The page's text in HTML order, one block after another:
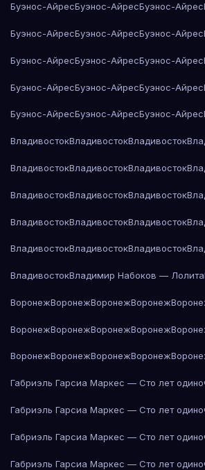
Буэнос-АйресБуэнос-АйресБуэнос-Айрес
Буэнос-АйресБуэнос-АйресБуэнос-Айрес
Буэнос-АйресБуэнос-АйресБуэнос-Айрес
Буэнос-АйресБуэнос-АйресБуэнос-Айрес
Буэнос-АйресБуэнос-АйресБуэнос-Айрес
ВладивостокВладивостокВладивосток
ВладивостокВладивостокВладивосток
ВладивостокВладивостокВладивосток
ВладивостокВладивостокВладивосток
ВладивостокВладивостокВладивосток
ВладивостокВладимир Набоков — Лолита
ВоронежВоронежВоронежВоронеж
ВоронежВоронежВоронежВоронеж
ВоронежВоронежВоронежВоронеж
Габриэль Гарсиа Маркес — Сто лет
Габриэль Гарсиа Маркес — Сто лет
Габриэль Гарсиа Маркес — Сто лет
Габриэль Гарсиа Маркес — Сто лет